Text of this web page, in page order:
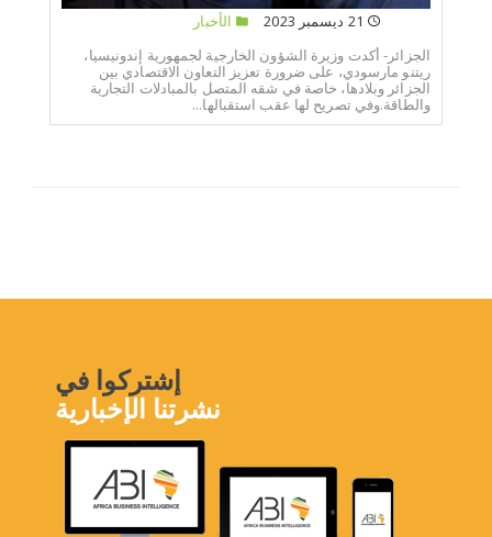
الأخبار
الجزائر- أكدت وزيرة الشؤون الخارجية لجمهورية إندونيسيا،
ريتنو مارسودي، على ضرورة تعزيز التعاون الاقتصادي بين
الجزائر وبلادها، خاصة في شقه المتصل بالمبادلات التجارية
والطاقة.وفي تصريح لها عقب استقبالها...
إشتركوا في
نشرتنا الإخبارية